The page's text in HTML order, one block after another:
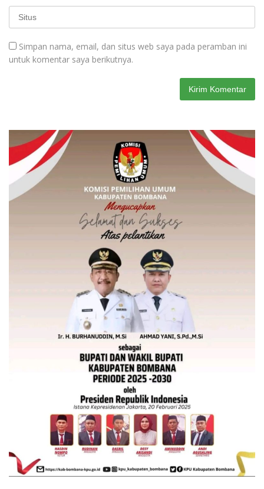
Simpan nama, email, dan situs web saya pada peramban ini
untuk komentar saya berikutnya.